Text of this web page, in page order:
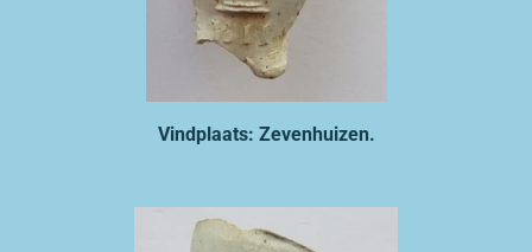
Vindplaats: Zevenhuizen.